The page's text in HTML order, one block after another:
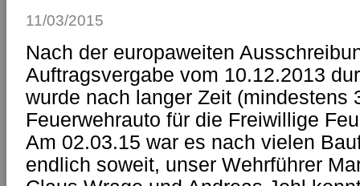
11/03/2015
Nach der europaweiten
Auftragsvergabe vom 10.12.2013
wurde nach langer Zeit (mindestens
Feuerwehrauto für die Freiwillige
Am 02.03.15 war es nach vielen
endlich soweit, unser Wehrführer